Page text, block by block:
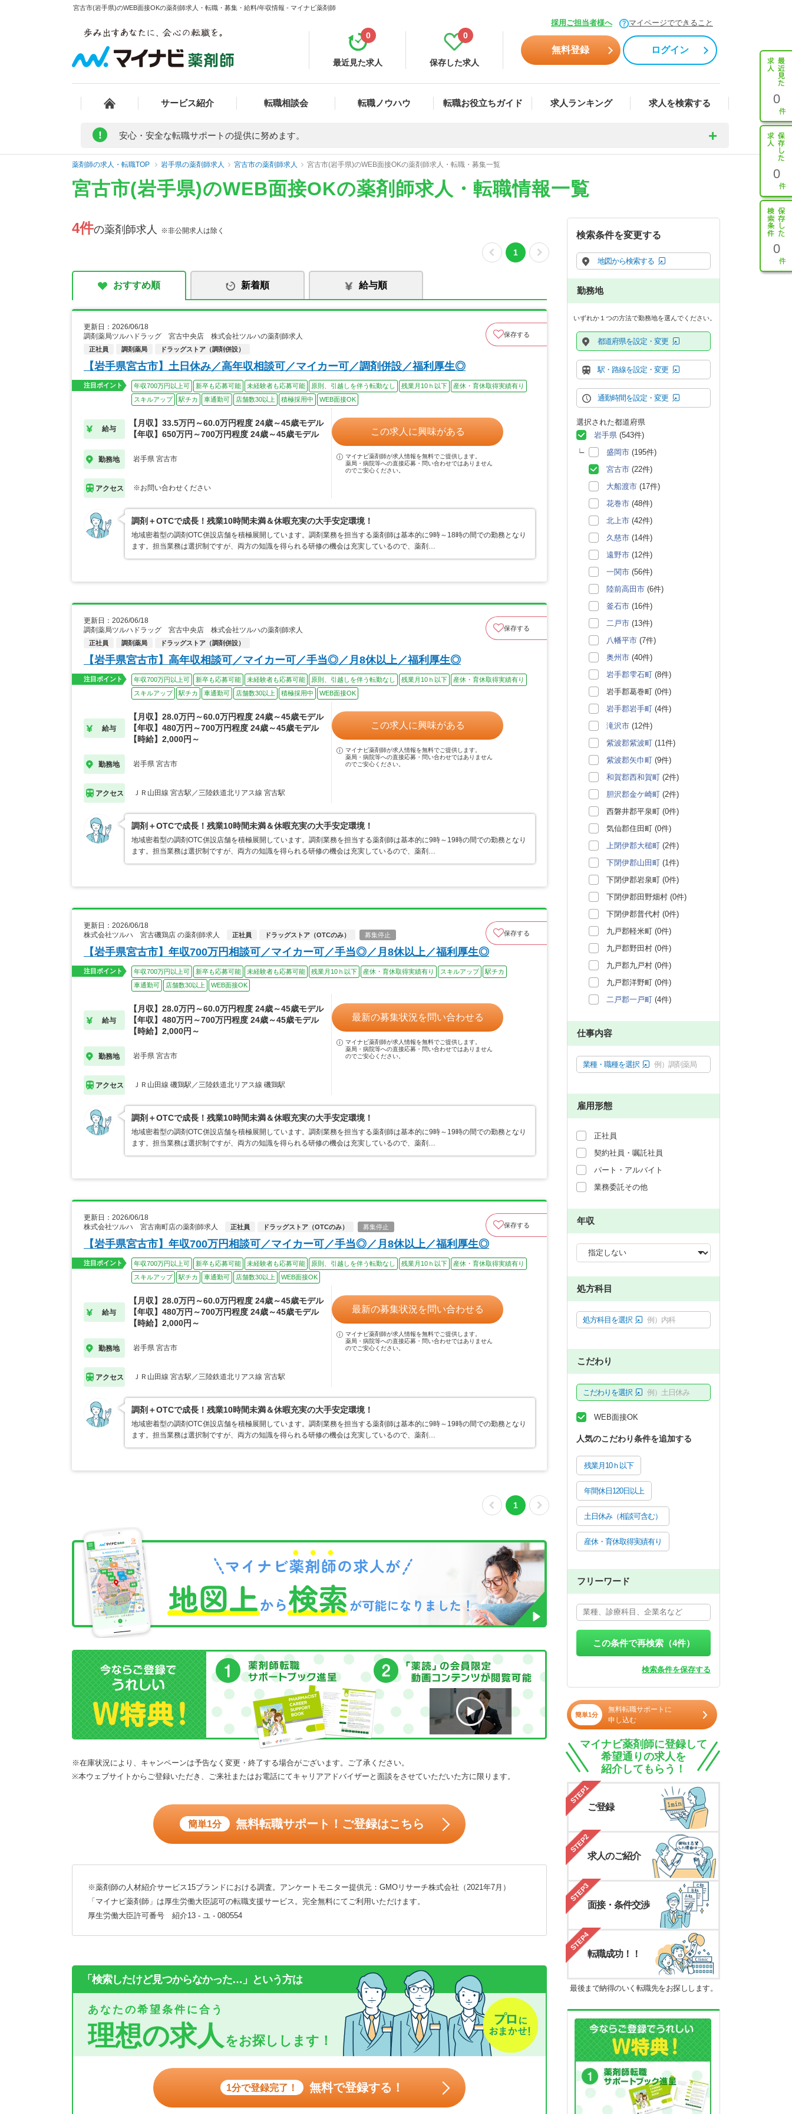
宮古市(岩手県)のWEB面接OKの薬剤師求人・転職・募集・給料/年収情報 - マイナビ薬剤師
採用ご担当者様へ マイページでできること
最近見た求人
0
保存した求人
0
無料登録 ログイン
サービス紹介 転職相談会 転職ノウハウ 転職お役立ちガイド 求人ランキング 求人を検索する 0
0
0
! 安心・安全な転職サポートの提供に努めます。
薬剤師の求人・転職TOP 岩手県の薬剤師求人 宮古市の薬剤師求人 宮古市(岩手県)のWEB面接OKの薬剤師求人・転職・募集一覧
宮古市(岩手県)のWEB面接OKの薬剤師求人・転職情報一覧
4件の薬剤師求人 ※非公開求人は除く
1
おすすめ順 新着順 給与順
更新日：2026/06/18
調剤薬局ツルハドラッグ 宮古中央店 株式会社ツルハの薬剤師求人
正社員 調剤薬局 ドラッグストア（調剤併設）
保存する
【岩手県宮古市】土日休み／高年収相談可／マイカー可／調剤併設／福利厚生◎
注目ポイント 年収700万円以上可 新卒も応募可能 未経験者も応募可能 原則、引越しを伴う転勤なし 残業月10ｈ以下
産休・育休取得実績有り
スキルアップ
駅チカ 車通勤可 店舗数30以上 積極採用中 WEB面接OK
給与
【月収】33.5万円～60.0万円程度 24歳～45歳モデル
【年収】650万円～700万円程度 24歳～45歳モデル
勤務地 岩手県 宮古市
アクセス ※お問い合わせください
この求人に興味がある
マイナビ薬剤師が求人情報を無料でご提供します。
薬局・病院等への直接応募・問い合わせではありません
のでご安心ください。
調剤＋OTCで成長！残業10時間未満＆休暇充実の大手安定環境！
地域密着型の調剤OTC併設店舗を積極展開しています。調剤業務を担当する薬剤師は基本的に9時～18時の間での勤務となり
ます。担当業務は選択制ですが、両方の知識を得られる研修の機会は充実しているので、薬剤…
更新日：2026/06/18
調剤薬局ツルハドラッグ 宮古中央店 株式会社ツルハの薬剤師求人
正社員 調剤薬局 ドラッグストア（調剤併設）
保存する
【岩手県宮古市】高年収相談可／マイカー可／手当◎／月8休以上／福利厚生◎
注目ポイント 年収700万円以上可 新卒も応募可能 未経験者も応募可能 原則、引越しを伴う転勤なし 残業月10ｈ以下
産休・育休取得実績有り
スキルアップ
駅チカ 車通勤可 店舗数30以上 積極採用中 WEB面接OK
給与
【月収】28.0万円～60.0万円程度 24歳～45歳モデル
【年収】480万円～700万円程度 24歳～45歳モデル
【時給】2,000円～
勤務地 岩手県 宮古市
アクセス ＪＲ山田線 宮古駅／三陸鉄道北リアス線 宮古駅
この求人に興味がある
マイナビ薬剤師が求人情報を無料でご提供します。
薬局・病院等への直接応募・問い合わせではありません
のでご安心ください。
調剤＋OTCで成長！残業10時間未満＆休暇充実の大手安定環境！
地域密着型の調剤OTC併設店舗を積極展開しています。調剤業務を担当する薬剤師は基本的に9時～19時の間での勤務となり
ます。担当業務は選択制ですが、両方の知識を得られる研修の機会は充実しているので、薬剤…
更新日：2026/06/18
株式会社ツルハ 宮古磯鶏店 の薬剤師求人
正社員 ドラッグストア（OTCのみ） 募集停止 保存する
【岩手県宮古市】年収700万円相談可／マイカー可／手当◎／月8休以上／福利厚生◎
注目ポイント 年収700万円以上可 新卒も応募可能 未経験者も応募可能 残業月10ｈ以下 産休・育休取得実績有り スキルアップ
駅チカ
車通勤可
店舗数30以上 WEB面接OK
給与
【月収】28.0万円～60.0万円程度 24歳～45歳モデル
【年収】480万円～700万円程度 24歳～45歳モデル
【時給】2,000円～
勤務地 岩手県 宮古市
アクセス ＪＲ山田線 磯鶏駅／三陸鉄道北リアス線 磯鶏駅
最新の募集状況を問い合わせる
マイナビ薬剤師が求人情報を無料でご提供します。
薬局・病院等への直接応募・問い合わせではありません
のでご安心ください。
調剤＋OTCで成長！残業10時間未満＆休暇充実の大手安定環境！
地域密着型の調剤OTC併設店舗を積極展開しています。調剤業務を担当する薬剤師は基本的に9時～19時の間での勤務となり
ます。担当業務は選択制ですが、両方の知識を得られる研修の機会は充実しているので、薬剤…
更新日：2026/06/18
株式会社ツルハ 宮古南町店の薬剤師求人
正社員 ドラッグストア（OTCのみ） 募集停止 保存する
【岩手県宮古市】年収700万円相談可／マイカー可／手当◎／月8休以上／福利厚生◎
注目ポイント 年収700万円以上可 新卒も応募可能 未経験者も応募可能 原則、引越しを伴う転勤なし 残業月10ｈ以下
産休・育休取得実績有り
スキルアップ
駅チカ 車通勤可 店舗数30以上 WEB面接OK
給与
【月収】28.0万円～60.0万円程度 24歳～45歳モデル
【年収】480万円～700万円程度 24歳～45歳モデル
【時給】2,000円～
勤務地 岩手県 宮古市
アクセス ＪＲ山田線 宮古駅／三陸鉄道北リアス線 宮古駅
最新の募集状況を問い合わせる
マイナビ薬剤師が求人情報を無料でご提供します。
薬局・病院等への直接応募・問い合わせではありません
のでご安心ください。
調剤＋OTCで成長！残業10時間未満＆休暇充実の大手安定環境！
地域密着型の調剤OTC併設店舗を積極展開しています。調剤業務を担当する薬剤師は基本的に9時～19時の間での勤務となり
ます。担当業務は選択制ですが、両方の知識を得られる研修の機会は充実しているので、薬剤…
1
※在庫状況により、キャンペーンは予告なく変更・終了する場合がございます。ご了承ください。
※本ウェブサイトからご登録いただき、ご来社またはお電話にてキャリアアドバイザーと面談をさせていただいた方に限ります。
簡単1分 無料転職サポート！ご登録はこちら
※薬剤師の人材紹介サービス15ブランドにおける調査。アンケートモニター提供元：GMOリサーチ株式会社（2021年7月）
「マイナビ薬剤師」は厚生労働大臣認可の転職支援サービス。完全無料にてご利用いただけます。
厚生労働大臣許可番号 紹介13 - ユ - 080554
「検索したけど見つからなかった…」という方は
あなたの希望条件に合う
理想の求人をお探しします！
1分で登録完了！ 無料で登録する！
検索条件を変更する
地図から検索する
勤務地
いずれか１つの方法で勤務地を選んでください。
都道府県を設定・変更
駅・路線を設定・変更
通勤時間を設定・変更
選択された都道府県
岩手県 (543件)
盛岡市 (195件)
宮古市 (22件)
大船渡市 (17件)
花巻市 (48件)
北上市 (42件)
久慈市 (14件)
遠野市 (12件)
一関市 (56件)
陸前高田市 (6件)
釜石市 (16件)
二戸市 (13件)
八幡平市 (7件)
奥州市 (40件)
岩手郡雫石町 (8件)
岩手郡葛巻町 (0件)
岩手郡岩手町 (4件)
滝沢市 (12件)
紫波郡紫波町 (11件)
紫波郡矢巾町 (9件)
和賀郡西和賀町 (2件)
胆沢郡金ケ崎町 (2件)
西磐井郡平泉町 (0件)
気仙郡住田町 (0件)
上閉伊郡大槌町 (2件)
下閉伊郡山田町 (1件)
下閉伊郡岩泉町 (0件)
下閉伊郡田野畑村 (0件)
下閉伊郡普代村 (0件)
九戸郡軽米町 (0件)
九戸郡野田村 (0件)
九戸郡九戸村 (0件)
九戸郡洋野町 (0件)
二戸郡一戸町 (4件)
仕事内容
業種・職種を選択 例）調剤薬局
雇用形態
正社員
契約社員・嘱託社員
パート・アルバイト
業務委託その他
年収
処方科目
処方科目を選択 例）内科
こだわり
こだわりを選択 例）土日休み
WEB面接OK
人気のこだわり条件を追加する
残業月10ｈ以下
年間休日120日以上
土日休み（相談可含む）
産休・育休取得実績有り
フリーワード
この条件で再検索（4件）
検索条件を保存する
簡単1分
無料転職サポートに
申し込む
マイナビ薬剤師に登録して
希望通りの求人を
紹介してもらう！
STEP1
ご登録
STEP2
求人のご紹介
STEP3
面接・条件交渉
STEP4
転職成功！！
最後まで納得のいく転職先をお探しします。